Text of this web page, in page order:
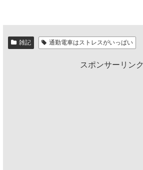
雑記 通勤電車はストレスがいっぱい
スポンサーリンク